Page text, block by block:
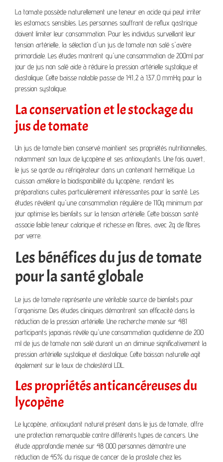
La tomate possède naturellement une teneur en acide qui peut irriter
les estomacs sensibles. Les personnes souffrant de reflux gastrique
doivent limiter leur consommation. Pour les individus surveillant leur
tension artérielle, la sélection d'un jus de tomate non salé s'avère
primordiale. Les études montrent qu'une consommation de 200ml par
jour de jus non salé aide à réduire la pression artérielle systolique et
diastolique. Cette baisse notable passe de 141,2 à 137,0 mmHg pour la
pression systolique.
La conservation et le stockage du
jus de tomate
Un jus de tomate bien conservé maintient ses propriétés nutritionnelles,
notamment son taux de lycopène et ses antioxydants. Une fois ouvert,
le jus se garde au réfrigérateur dans un contenant hermétique. La
cuisson améliore la biodisponibilité du lycopène, rendant les
préparations cuites particulièrement intéressantes pour la santé. Les
études révèlent qu'une consommation régulière de 110g minimum par
jour optimise les bienfaits sur la tension artérielle. Cette boisson santé
associe faible teneur calorique et richesse en fibres, avec 2g de fibres
par verre.
Les bénéfices du jus de tomate
pour la santé globale
Le jus de tomate représente une véritable source de bienfaits pour
l'organisme. Des études cliniques démontrent son efficacité dans la
réduction de la pression artérielle. Une recherche menée sur 481
participants japonais révèle qu'une consommation quotidienne de 200
ml de jus de tomate non salé durant un an diminue significativement la
pression artérielle systolique et diastolique. Cette boisson naturelle agit
également sur le taux de cholestérol LDL.
Les propriétés anticancéreuses du
lycopène
Le lycopène, antioxydant naturel présent dans le jus de tomate, offre
une protection remarquable contre différents types de cancers. Une
étude approfondie menée sur 48 000 personnes démontre une
réduction de 45% du risque de cancer de la prostate chez les